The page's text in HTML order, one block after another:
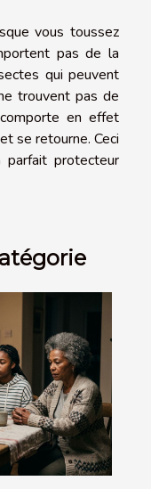
vous toussez
pas de la
qui peuvent
trouvent pas de
en effet
se retourne. Ceci
protecteur